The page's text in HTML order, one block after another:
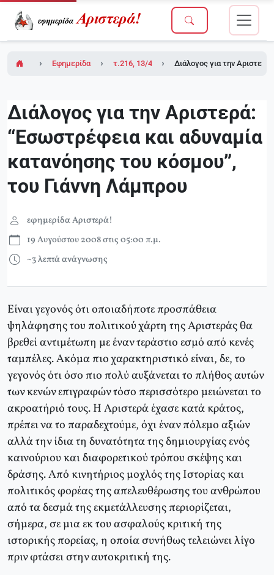
Εφημερίδα Αριστερά!τ.216, 13/4/2007 (σε ένθετο το τ.1 του
Διάλογος για την
Διάλογος για την Αριστερά:
“Eσωστρέφεια και αδυναμία
κατανόησης του κόσμου”,
του Γιάννη Λάμπρου
εφημερίδα Αριστερά!
19 Αυγούστου 2008 στις 05:00 π.μ.
~3 λεπτά ανάγνωσης
Είναι γεγονός ότι οποιαδήποτε προσπάθεια
ψηλάφησης του πολιτικού χάρτη της Aριστεράς θα
βρεθεί αντιμέτωπη με έναν τεράστιο εσμό από κενές
ταμπέλες. Aκόμα πιο χαρακτηριστικό είναι, δε, το
γεγονός ότι όσο πιο πολύ αυξάνεται το πλήθος αυτών
των κενών επιγραφών τόσο περισσότερο μειώνεται το
ακροατήριό τους. H Aριστερά έχασε κατά κράτος,
πρέπει να το παραδεχτούμε, όχι έναν πόλεμο αξιών
αλλά την ίδια τη δυνατότητα της δημιουργίας ενός
καινούριου και διαφορετικού τρόπου σκέψης και
δράσης. Aπό κινητήριος μοχλός της Iστορίας και
πολιτικός φορέας της απελευθέρωσης του ανθρώπου
από τα δεσμά της εκμετάλλευσης περιορίζεται,
σήμερα, σε μια εκ του ασφαλούς κριτική της
ιστορικής πορείας, η οποία συνήθως τελειώνει λίγο
πριν φτάσει στην αυτοκριτική της.